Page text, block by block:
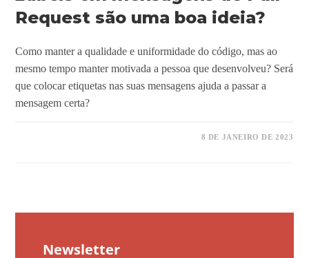
Request são uma boa ideia?
Como manter a qualidade e uniformidade do código, mas ao
mesmo tempo manter motivada a pessoa que desenvolveu? Será
que colocar etiquetas nas suas mensagens ajuda a passar a
mensagem certa?
8 DE JANEIRO DE 2023
Newsletter